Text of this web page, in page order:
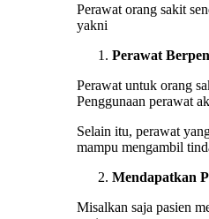
Perawat orang sakit
yakni
Perawat
Perawat untuk orang
Penggunaan perawat
Selain itu, perawat
mampu mengambil
Mendapatkan
Misalkan saja pasien